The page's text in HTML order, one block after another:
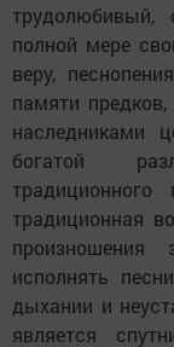
трудолюбивый,
полной мере
веру,
памяти
наследниками
богатой
традиционная
исполнять
дыхании и
является